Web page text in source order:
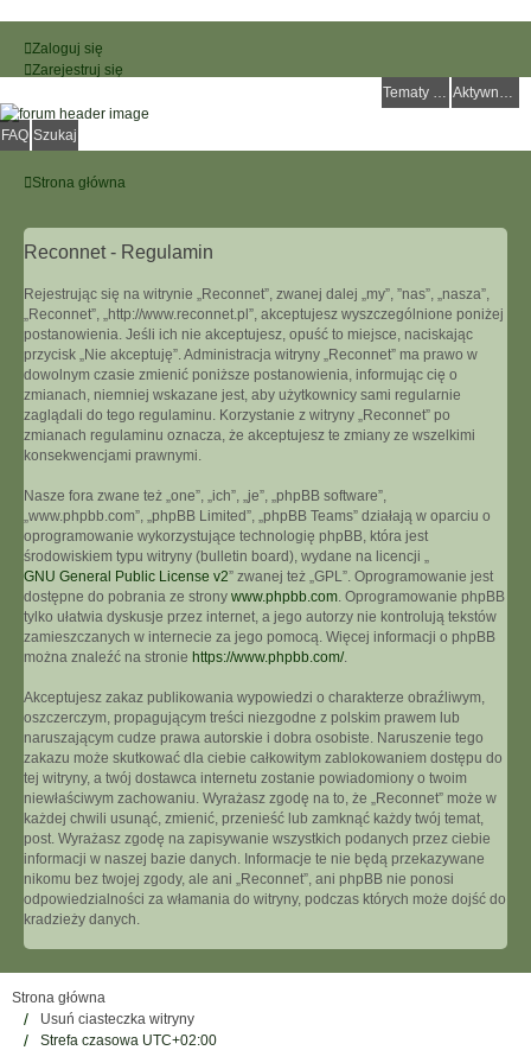
Zaloguj się
Zarejestruj się
Tematy bez odpowiedzi
Aktywne tematy
FAQ Szukaj
Strona główna
Reconnet - Regulamin
Rejestrując się na witrynie „Reconnet”, zwanej dalej „my”, ”nas”, „nasza”,
„Reconnet”, „http://www.reconnet.pl”, akceptujesz wyszczególnione poniżej
postanowienia. Jeśli ich nie akceptujesz, opuść to miejsce, naciskając
przycisk „Nie akceptuję”. Administracja witryny „Reconnet” ma prawo w
dowolnym czasie zmienić poniższe postanowienia, informując cię o
zmianach, niemniej wskazane jest, aby użytkownicy sami regularnie
zaglądali do tego regulaminu. Korzystanie z witryny „Reconnet” po
zmianach regulaminu oznacza, że akceptujesz te zmiany ze wszelkimi
konsekwencjami prawnymi.
Nasze fora zwane też „one”, „ich”, „je”, „phpBB software”,
„www.phpbb.com”, „phpBB Limited”, „phpBB Teams” działają w oparciu o
oprogramowanie wykorzystujące technologię phpBB, która jest
środowiskiem typu witryny (bulletin board), wydane na licencji „
GNU General Public License v2” zwanej też „GPL”. Oprogramowanie jest
dostępne do pobrania ze strony www.phpbb.com. Oprogramowanie phpBB
tylko ułatwia dyskusje przez internet, a jego autorzy nie kontrolują tekstów
zamieszczanych w internecie za jego pomocą. Więcej informacji o phpBB
można znaleźć na stronie https://www.phpbb.com/.
Akceptujesz zakaz publikowania wypowiedzi o charakterze obraźliwym,
oszczerczym, propagującym treści niezgodne z polskim prawem lub
naruszającym cudze prawa autorskie i dobra osobiste. Naruszenie tego
zakazu może skutkować dla ciebie całkowitym zablokowaniem dostępu do
tej witryny, a twój dostawca internetu zostanie powiadomiony o twoim
niewłaściwym zachowaniu. Wyrażasz zgodę na to, że „Reconnet” może w
każdej chwili usunąć, zmienić, przenieść lub zamknąć każdy twój temat,
post. Wyrażasz zgodę na zapisywanie wszystkich podanych przez ciebie
informacji w naszej bazie danych. Informacje te nie będą przekazywane
nikomu bez twojej zgody, ale ani „Reconnet”, ani phpBB nie ponosi
odpowiedzialności za włamania do witryny, podczas których może dojść do
kradzieży danych.
Strona główna
Usuń ciasteczka witryny
Strefa czasowa UTC+02:00